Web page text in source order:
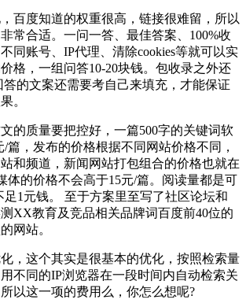
度知道的权重很高，链接很难留，所以
常合适。一问一答、最佳答案、100%收
同账号、IP代理、清除cookies等就可以实
格，一组问答10-20块钱。包收录之外还
的文案还需要考自己来填充，才能保证
。
质量要把控好，一篇500字的关键词软
/篇，发布的价格根据不同网站价格不同，
和频道，新闻网站打包组合的价格也就在
体的价格不会高于15元/篇。阅读量都是可
足1元钱。 至于方案里至写了社区论坛和
XX教育及竞品相关品牌词百度前40位的
网站。
这个其实是很基本的优化，按照检索量
不同的IP浏览器在一段时间内自动检索关
以这一项的费用么，你怎么想呢?